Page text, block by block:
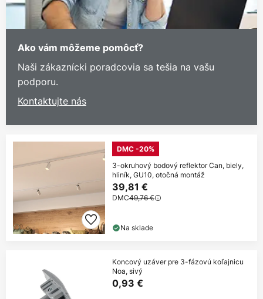
Ako vám môžeme pomôcť?
Naši zákaznícki poradcovia sa tešia na vašu
podporu.
Kontaktujte nás
DMC -20%
3-okruhový bodový reflektor Can, biely,
hliník, GU10, otočná montáž
39,81 €
DMC49,76 €
Na sklade
Koncový uzáver pre 3-fázovú koľajnicu
Noa, sivý
0,93 €